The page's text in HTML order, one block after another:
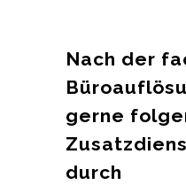
Nach der
gerne
durch